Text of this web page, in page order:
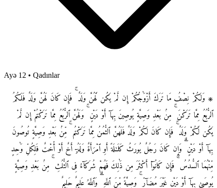
Ayə 12 • Qadınlar
۞ وَلَكُمْ نِصْفُ مَا تَرَكَ أَزْوَٰجُكُمْ إِن لَّمْ يَكُن لَّهُنَّ وَلَدٌ ۚ فَإِن كَانَ لَهُنَّ وَلَدٌ فَلَكُمُ
ٱلرُّبُعُ مِمَّا تَرَكْنَ ۚ مِنۢ بَعْدِ وَصِيَّةٍ يُوصِينَ بِهَآ أَوْ دَيْنٍ ۚ وَلَهُنَّ ٱلرُّبُعُ مِمَّا تَرَكْتُمْ إِن لَّمْ
يَكُن لَّكُمْ وَلَدٌ ۚ فَإِن كَانَ لَكُمْ وَلَدٌ فَلَهُنَّ ٱلثُّمُنُ مِمَّا تَرَكْتُم ۚ مِّنۢ بَعْدِ وَصِيَّةٍ تُوصُونَ
بِهَآ أَوْ دَيْنٍ ۗ وَإِن كَانَ رَجُلٌ يُورَثُ كَلَـٰلَةً أَوِ ٱمْرَأَةٌ وَلَهُۥٓ أَخٌ أَوْ أُخْتٌ فَلِكُلِّ وَٰحِدٍ
مِّنْهُمَا ٱلسُّدُسُ ۚ فَإِن كَانُوٓا۟ أَكْثَرَ مِن ذَٰلِكَ فَهُمْ شُرَكَآءُ فِى ٱلثُّلُثِ ۚ مِنۢ بَعْدِ وَصِيَّةٍ
يُوصَىٰ بِهَآ أَوْ دَيْنٍ غَيْرَ مُضَآرٍّ ۚ وَصِيَّةً مِّنَ ٱللَّهِ ۗ وَٱللَّهُ عَلِيمٌ حَلِيمٌ